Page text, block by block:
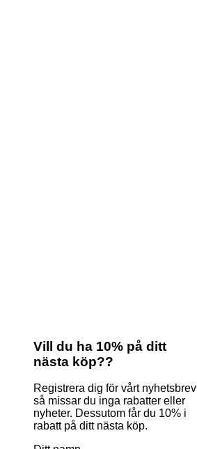
Vill du ha 10% på ditt
nästa köp??
Registrera dig för vårt nyhetsbrev
så missar du inga rabatter eller
nyheter. Dessutom får du 10% i
rabatt på ditt nästa köp.